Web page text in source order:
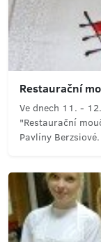
Restaurační
Ve dnech 11. -
"Restaurační
Pavlíny Berzsiové.